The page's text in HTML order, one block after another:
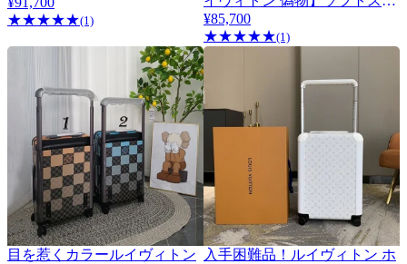
★★★★★(1)
ツケース 4色 M20109
¥85,700
★★★★★(1)
目を惹くカラールイヴィトン 入手困難品！ルイヴィトン ホ